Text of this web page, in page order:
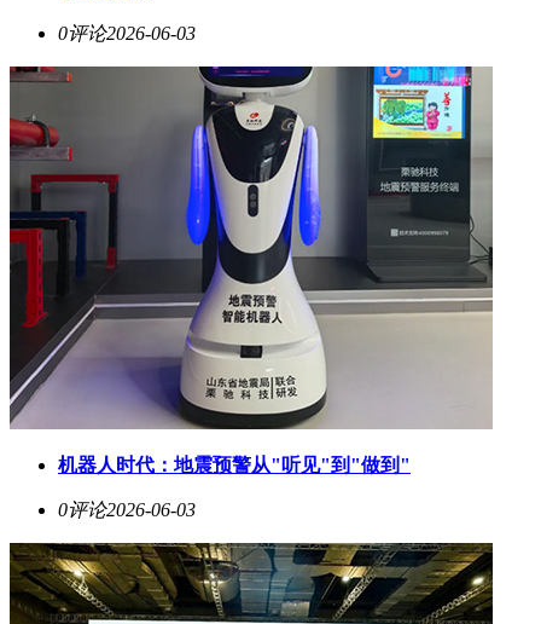
0评论2026-06-03
机器人时代：地震预警从"听见"到"做到"
0评论2026-06-03